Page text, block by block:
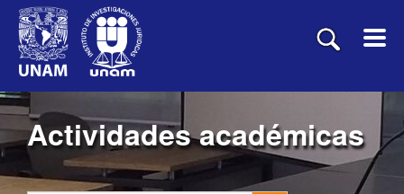
Actividades académicas